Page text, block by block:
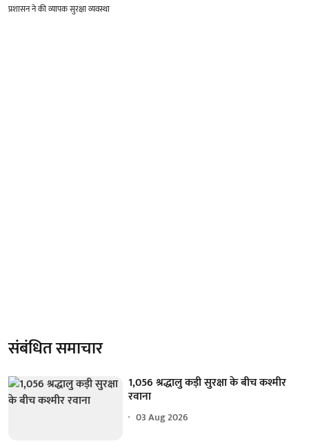
प्रशासन ने की व्यापक सुरक्षा व्यवस्था
संबंधित समाचार
1,056 श्रद्धालु कड़ी सुरक्षा के बीच कश्मीर
रवाना
03 Aug 2026